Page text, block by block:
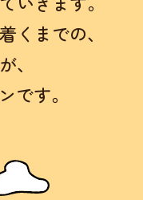
くまでの、
、
です。